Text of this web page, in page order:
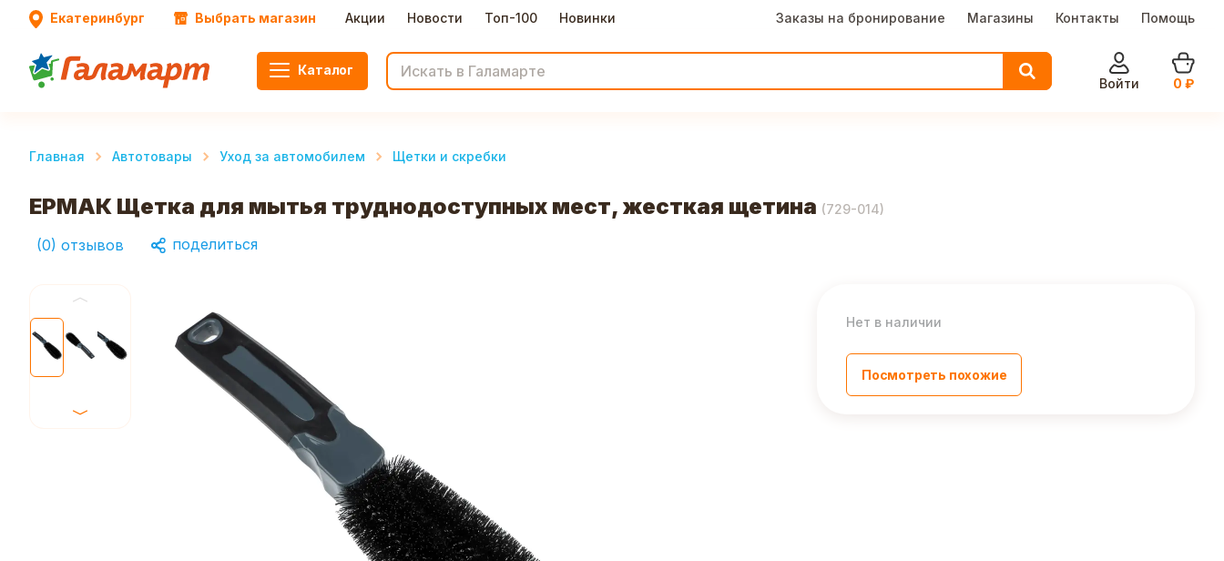
Екатеринбург Выбрать магазин Акции Новости Топ-100 Новинки Заказы на бронирование Магазины Контакты Помощь
Каталог
Войти
0 ₽
Главная Автотовары Уход за автомобилем Щетки и скребки
ЕРМАК Щетка для мытья труднодоступных мест, жесткая щетина (729-014)
(0) отзывов поделиться
Нет в наличии
Посмотреть похожие